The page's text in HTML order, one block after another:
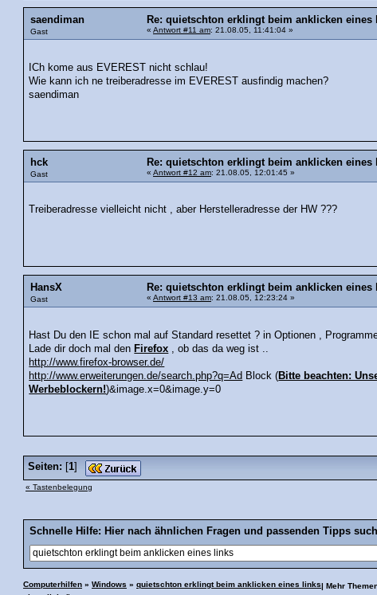
saendiman
Gast
Re: quietschton erklingt beim anklicken eines
« Antwort #11 am: 21.08.05, 11:41:04 »
ICh kome aus EVEREST nicht schlau!
Wie kann ich ne treiberadresse im EVEREST ausfindig machen?
saendiman
hck
Gast
Re: quietschton erklingt beim anklicken eines
« Antwort #12 am: 21.08.05, 12:01:45 »
Treiberadresse vielleicht nicht , aber Herstelleradresse der HW ???
HansX
Gast
Re: quietschton erklingt beim anklicken eines
« Antwort #13 am: 21.08.05, 12:23:24 »
Hast Du den IE schon mal auf Standard resettet ? in Optionen ,
Lade dir doch mal den Firefox , ob das da weg ist ..
http://www.firefox-browser.de/
http://www.erweiterungen.de/search.php?q=Ad Block (Bitte beachten:
Werbeblockern!)&image.x=0&image.y=0
Seiten: [1]
« Tastenbelegung
Schnelle Hilfe: Hier nach ähnlichen Fragen und passenden Tipps
Computerhilfen » Windows » quietschton erklingt beim anklicken eines links| Mehr